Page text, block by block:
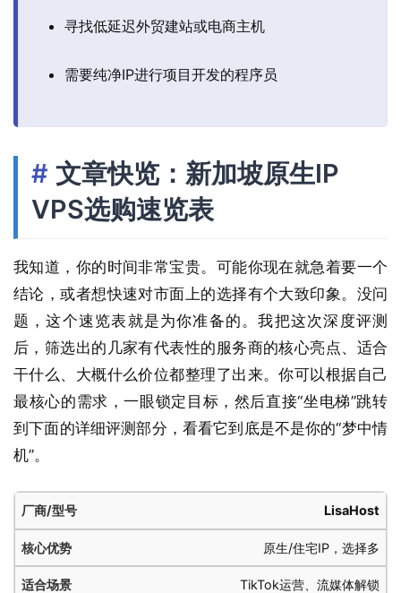
寻找低延迟外贸建站或电商主机
需要纯净IP进行项目开发的程序员
文章快览：新加坡原生IP
VPS选购速览表
我知道，你的时间非常宝贵。可能你现在就急着要一个
结论，或者想快速对市面上的选择有个大致印象。没问
题，这个速览表就是为你准备的。我把这次深度评测
后，筛选出的几家有代表性的服务商的核心亮点、适合
干什么、大概什么价位都整理了出来。你可以根据自己
最核心的需求，一眼锁定目标，然后直接“坐电梯”跳转
到下面的详细评测部分，看看它到底是不是你的“梦中情
机”。
厂
商/
型
号
核
心
优
势
合
考
情
LisaHost
原生/住宅IP，选择多
TikTok运营、流媒体解锁